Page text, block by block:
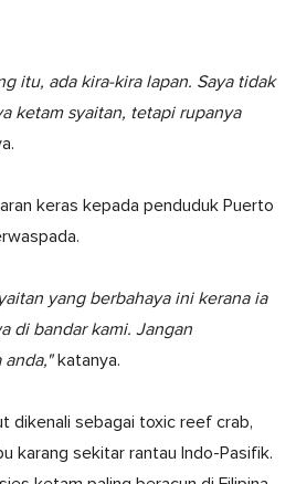
itu, ada kira-kira lapan. Saya tidak
ketam syaitan, tetapi rupanya
keras kepada penduduk Puerto
yang berbahaya ini kerana ia
di bandar kami. Jangan
anda," katanya.
dikenali sebagai toxic reef crab,
karang sekitar rantau Indo-Pasifik.